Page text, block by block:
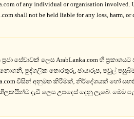
of any individual or organisation
shall not be held liable for any loss, harm,
ලෙස ArabLanka.com හි
පුද්ගලික තොරතුරු, ඡායාරූප, පවුල්
විසින් අනුමත කිරීමක්, නිර්දේශයක්
දැඩි ලෙස උපදෙස් දෙනු ලැබේ. මෙම